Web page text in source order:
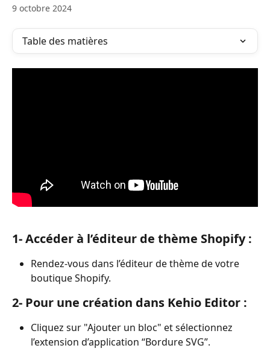
9 octobre 2024
Table des matières
1- Accéder à l’éditeur de thème Shopify :
Rendez-vous dans l’éditeur de thème de votre
boutique Shopify.
2- Pour une création dans Kehio Editor :
Cliquez sur "Ajouter un bloc" et sélectionnez
l’extension d’application “Bordure SVG”.